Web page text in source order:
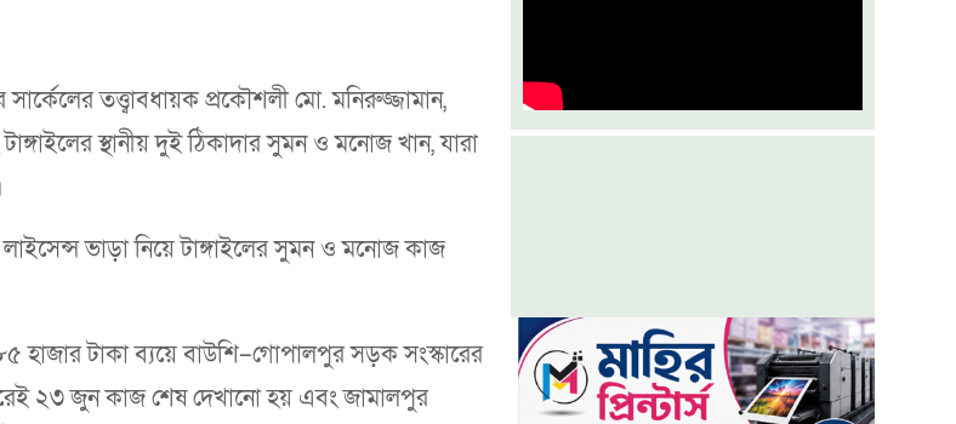
তত্ত্বাবধায়ক প্রকৌশলী মো. মনিরুজ্জামান,
স্থানীয় দুই ঠিকাদার সুমন ও মনোজ খান, যারা
লাইসেন্স ভাড়া নিয়ে টাঙ্গাইলের সুমন ও মনোজ কাজ
টাকা ব্যয়ে বাউশি–গোপালপুর সড়ক সংস্কারের
২৩ জুন কাজ শেষ দেখানো হয় এবং জামালপুর